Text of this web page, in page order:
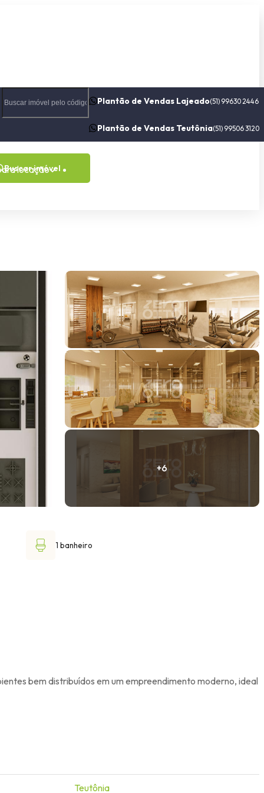
Plantão de Vendas Lajeado(51) 99630 2446
Plantão de Vendas Teutônia(51) 99506 3120
locação
Buscar imóvel
1 banheiro
bem distribuídos em um empreendimento moderno, ideal
Teutônia